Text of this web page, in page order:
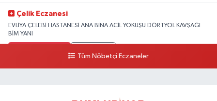
Çelik Eczanesi
EVLİYA ÇELEBİ HASTANESİ ANA BİNA ACİL YOKUŞU DÖRTYOL KAVŞAĞI
BİM YANI
Tüm Nöbetçi Eczaneler